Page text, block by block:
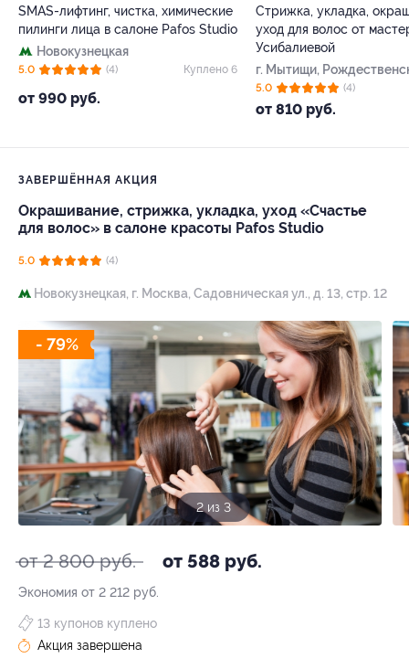
SMAS-лифтинг, чистка, химические
пилинги лица в салоне Pafos Studio
Новокузнецкая
от 990 руб.
5.0 (4) Куплено 6
Стрижка, укладка,
уход для волос от
Усибалиевой
г. Мытищи,
от 810 руб.
5.0 (4)
ЗАВЕРШЁННАЯ АКЦИЯ
Окрашивание, стрижка, укладка, уход «Счастье
для волос» в салоне красоты Pafos Studio
5.0 (4)
Новокузнецкая, г. Москва, Садовническая ул., д. 13, стр. 12
- 79%
2 из 3
от 2 800 руб. от 588 руб.
Экономия от 2 212 руб.
13 купонов куплено
Акция завершена